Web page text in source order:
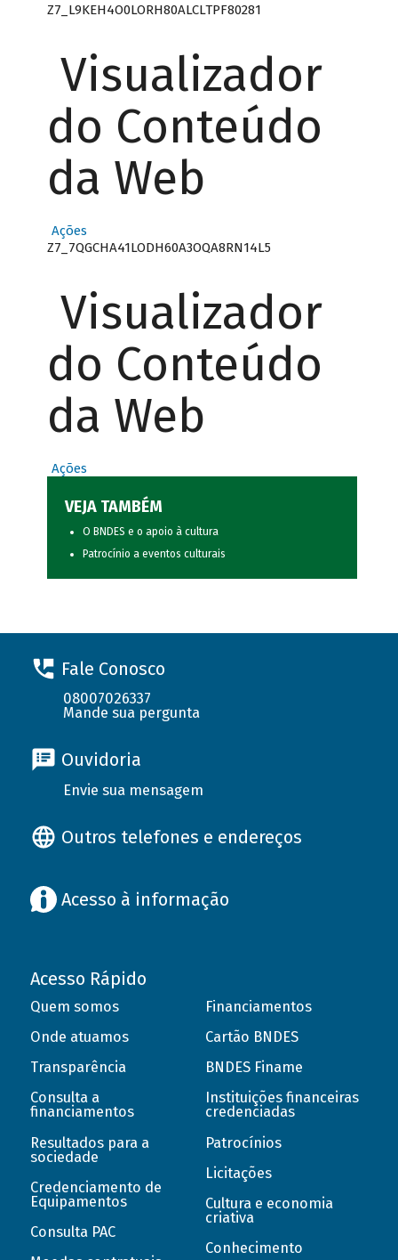
Z7_L9KEH4O0LORH80ALCLTPF80281
Visualizador
do Conteúdo
da Web
Ações
Z7_7QGCHA41LODH60A3OQA8RN14L5
Visualizador
do Conteúdo
da Web
Ações
VEJA TAMBÉM
O BNDES e o apoio à cultura
Patrocínio a eventos culturais
Fale Conosco
08007026337
Mande sua pergunta
Ouvidoria
Envie sua mensagem
Outros telefones e endereços
Acesso à informação
Acesso Rápido
Quem somos
Onde atuamos
Transparência
Consulta a
financiamentos
Resultados para a
sociedade
Credenciamento de
Equipamentos
Consulta PAC
Financiamentos
Cartão BNDES
BNDES Finame
Instituições financeiras
credenciadas
Patrocínios
Licitações
Cultura e economia
criativa
Conhecimento